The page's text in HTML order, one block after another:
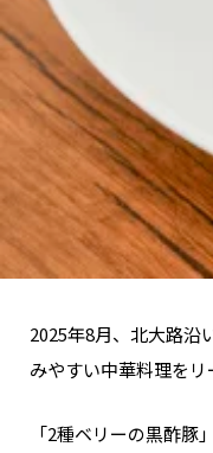
2025年8月、北大路沿
みやすい中華料理をリ
「2種ベリーの黒酢豚